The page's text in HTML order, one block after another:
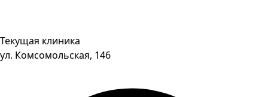
Текущая клиника
ул. Комсомольская, 146